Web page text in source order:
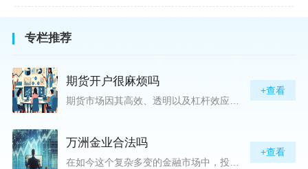
专栏推荐
期货开户很麻烦吗
期货市场因其高效、透明以及杠杆效应而吸引着众多投资者的目光，但对初入此市场的新手而言，最初的一步——开户，往往充满了疑惑与顾虑，“期货开户很麻烦吗？”这是许多人的疑问。首先要明确的是，在中国进行期货交易需要通过正规的期货公司来开立账户。期货公司作为专业的金融服务机构，能够提供期货交易进出、风险管理等服务。因监管要求严格，期货开户过程中涉及到的身份验证、风险评估等步骤确实比较繁琐，但这些都是为了保护投资者的利益而设定的。开户流程一般包括：选择期货公司、提交个人资料进行身份验证、
+查看
万洲金业合法吗
在如今这个复杂多变的金融市场中，投资者对于选择可靠的投资平台显得尤为谨慎。随着各种金融产品的广泛推广，人们越发关注那些涉及重金属买卖、投资的公司及平台，而万洲金业（以下简称“万洲”）正是此类公司之一。本文将从多个角度深入探讨“万洲金业是否合法”这一问题，旨在为广大投资者提供一份详实的参考。万洲金业是一家专注于黄金投资的公司，其业务范畴主要包括黄金交易、投资咨询等。作为金融投资领域的一份子，万洲金业声称其具有强大的行业背景和丰富的交易经验，承诺为客户提供专业的金融产品及服务。对
+查看